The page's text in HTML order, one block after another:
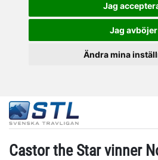
Jag
Jag avböjer
Ändra mina
Castor the Star vinner